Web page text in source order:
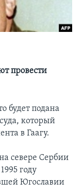
провести
будет подана
который
в Гаагу.
севере Сербии
году
Югославии